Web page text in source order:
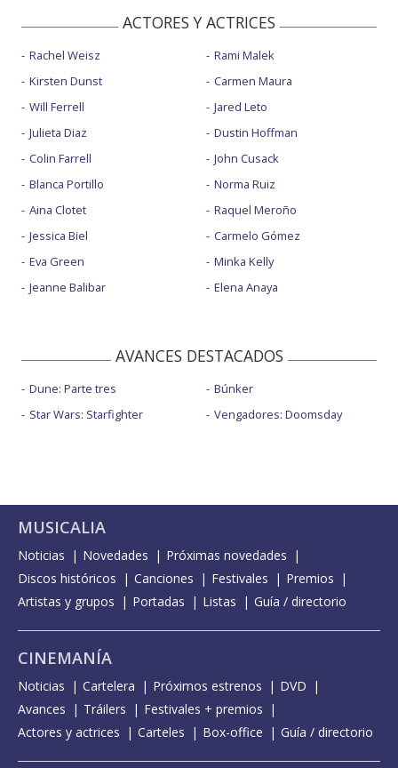
ACTORES Y ACTRICES
Rachel Weisz
Kirsten Dunst
Will Ferrell
Julieta Diaz
Colin Farrell
Blanca Portillo
Aina Clotet
Jessica Biel
Eva Green
Jeanne Balibar
Rami Malek
Carmen Maura
Jared Leto
Dustin Hoffman
John Cusack
Norma Ruiz
Raquel Meroño
Carmelo Gómez
Minka Kelly
Elena Anaya
AVANCES DESTACADOS
Dune: Parte tres
Star Wars: Starfighter
Búnker
Vengadores: Doomsday
MUSICALIA
Noticias Novedades
Próximas novedades
Discos históricos
Canciones Festivales
Premios
Artistas y grupos
Portadas Listas Guía / directorio
CINEMANÍA
Noticias Cartelera Próximos estrenos
DVD
Avances
Tráilers
Festivales + premios
Actores y actrices
Carteles Box-office Guía / directorio